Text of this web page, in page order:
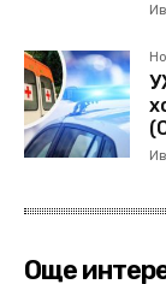
Още